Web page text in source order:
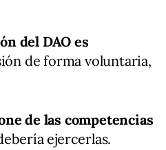
del DAO es
de forma voluntaria,
de las competencias
ejercerlas.